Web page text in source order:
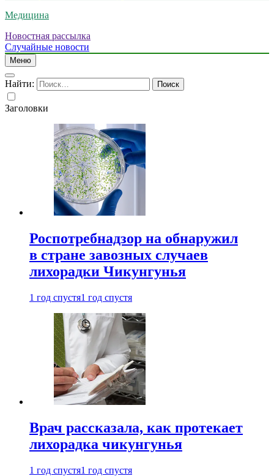
Медицина
Новостная рассылка
Случайные новости
Меню
Найти:
Заголовки
Роспотребнадзор на обнаружил
в стране завозных случаев
лихорадки Чикунгунья
1 год спустя1 год спустя
Врач рассказала, как протекает
лихорадка чикунгунья
1 год спустя1 год спустя